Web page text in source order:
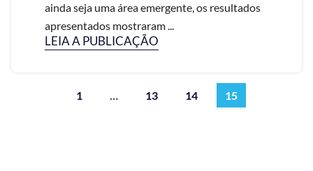
ainda seja uma área emergente, os resultados
apresentados mostraram ...
LEIA A PUBLICAÇÃO
1 … 13 14 15